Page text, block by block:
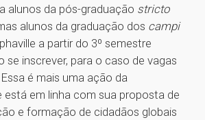
alunos da pós-graduação stricto
alunos da graduação dos campi
a partir do 3º semestre
se inscrever, para o caso de vagas
é mais uma ação da
está em linha com sua proposta de
e formação de cidadãos globais